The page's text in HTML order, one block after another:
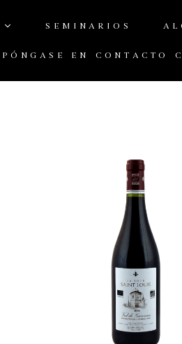
SEMINARIOS
PÓNGASE EN CONTACTO
Página de inicio / Posts etiquetados